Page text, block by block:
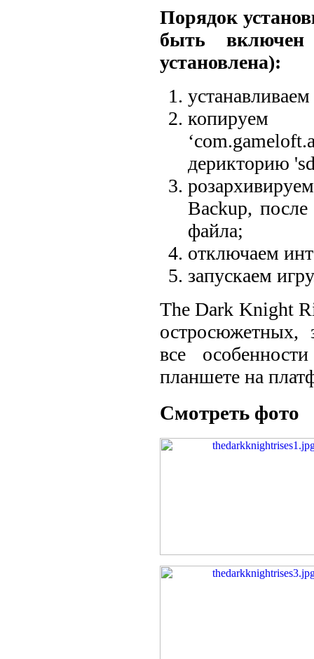
Порядок
быть
установлена):
дерикторию
Backup,
файла;
отключаем
запускаем
The Dark Knight
остросюжетных,
все
планшете на
Смотреть фото